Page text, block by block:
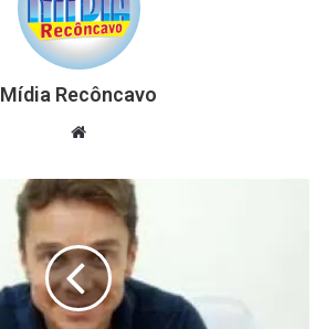
Mídia Recôncavo
Website